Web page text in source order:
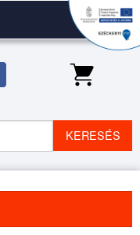
KERESÉS